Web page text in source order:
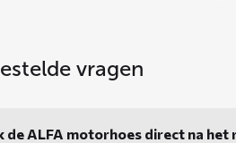
vragen
de ALFA motorhoes direct na het